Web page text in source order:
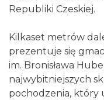
Republiki Czeskiej.
Kilkaset metrów
prezentuje się
im. Bronisława
najwybitniejszych
pochodzenia, który